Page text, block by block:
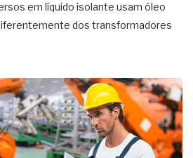
em líquido isolante usam óleo
dos transformadores